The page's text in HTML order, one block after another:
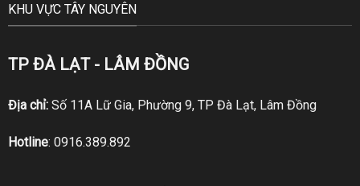
KHU VỰC TÂY NGUYÊN
TP ĐÀ LẠT - LÂM ĐỒNG
Địa chỉ:Số 11A Lữ Gia, Phường 9, TP Đà Lạt, Lâm Đồng
Hotline: 0916.389.892